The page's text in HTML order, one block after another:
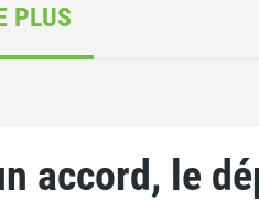
PLUS
accord, le